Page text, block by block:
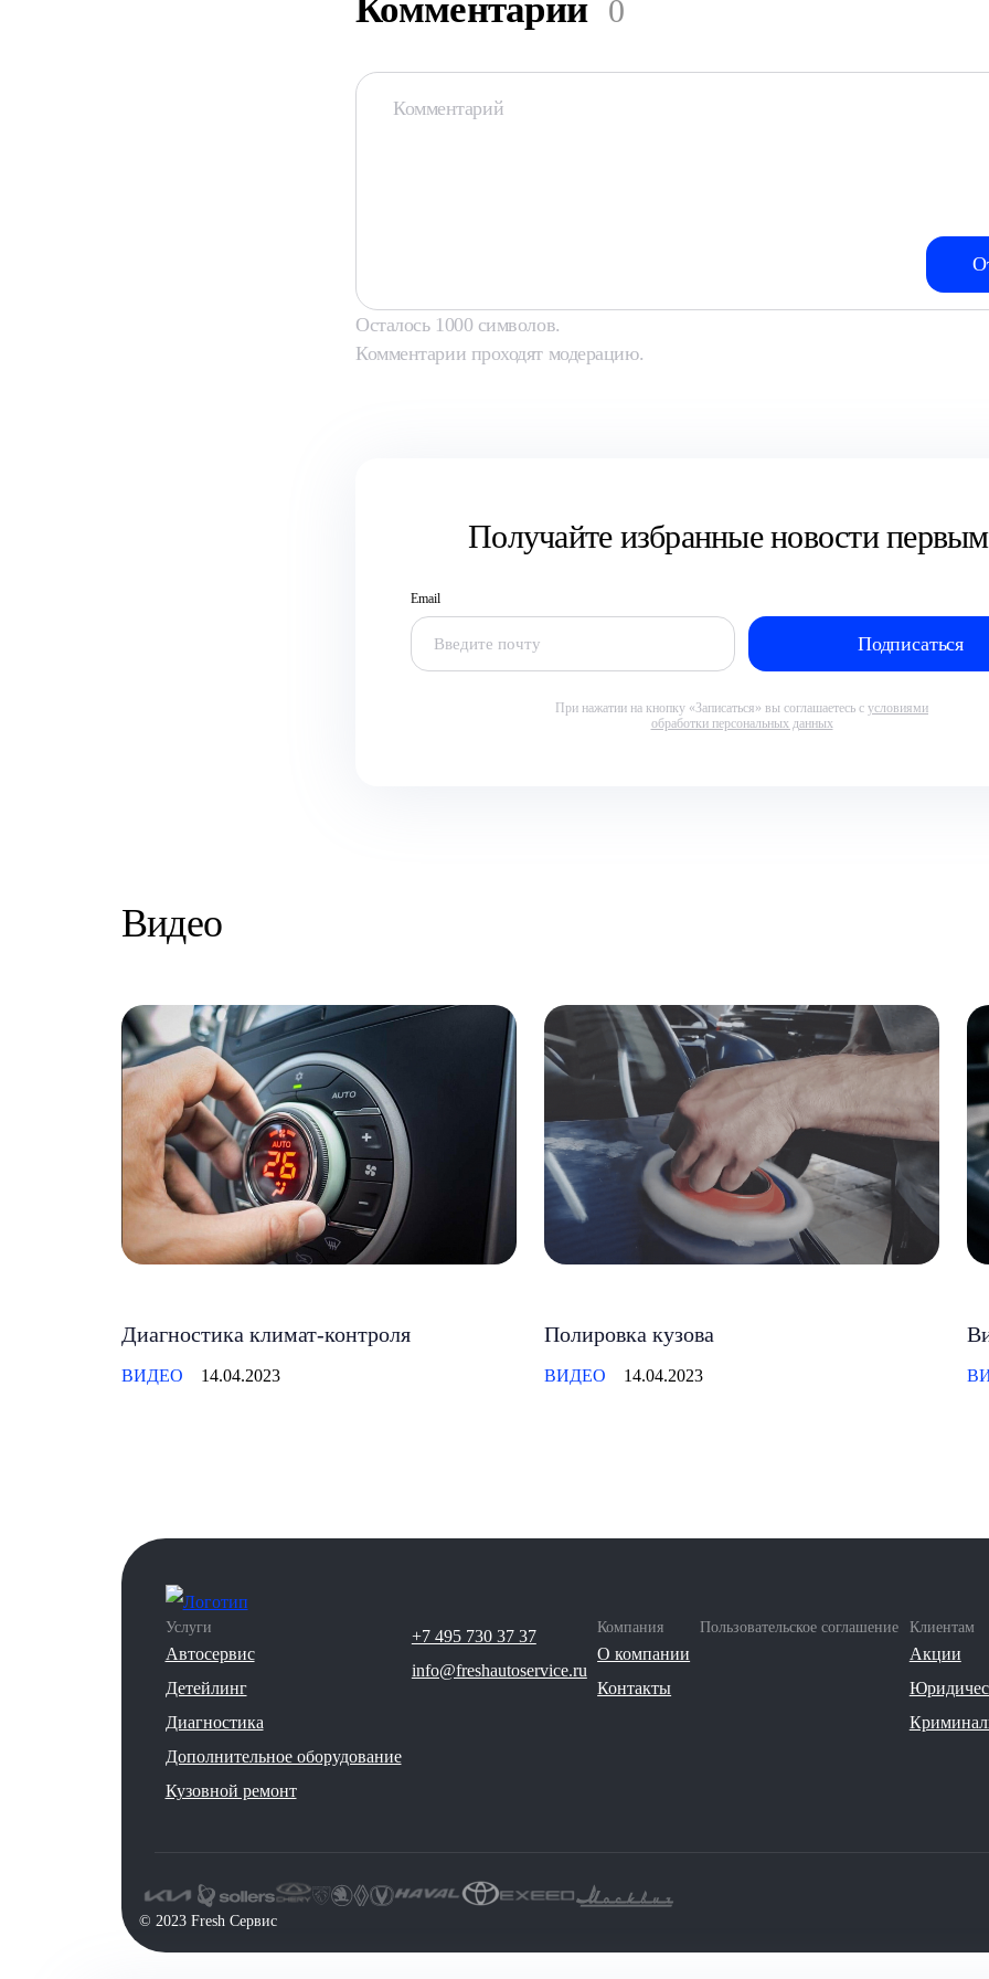
Комментарии 0
Осталось 1000 символов.
Комментарии проходят модерацию.
Получайте избранные новости
Email
При нажатии на кнопку «Записаться» вы соглашаетесь с условиями
обработки персональных данных
Видео
Диагностика климат-контроля
ВИДЕО 14.04.2023
Полировка кузова
ВИДЕО 14.04.2023
Услуги
Автосервис
Детейлинг
Диагностика
Дополнительное оборудование
Кузовной ремонт
Компания
О компании
Контакты
Клиентам
Акции
Пользовательское соглашение
+7 495 730 37 37
info@freshautoservice.ru
©️ 2023 Fresh Сервис